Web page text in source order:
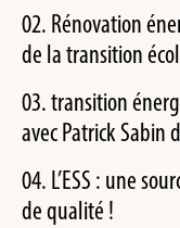
02. Rénovation
de la transition
03. transition
avec Patrick Sabin
04. L’ESS : une
de qualité !